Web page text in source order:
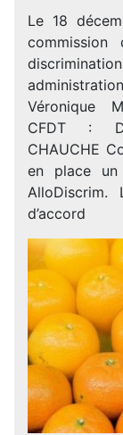
Le 18
Véronique
CFDT :
CHAUCHE
en place un
d’accord